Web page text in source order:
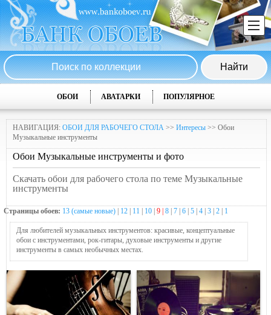
ОБОИ АВАТАРКИ ПОПУЛЯРНОЕ
НАВИГАЦИЯ: ОБОИ ДЛЯ РАБОЧЕГО СТОЛА >> Интересы >> Обои
Музыкальные инструменты
Обои Музыкальные инструменты и фото
Скачать обои для рабочего стола по теме Музыкальные
инструменты
Страницы обоев: 13 (самые новые) 12 11 10 9 | 8 7 6 5 4 3 2 1
Для любителей музыкальных инструментов: красивые, концептуальные
обои с инструментами, рок-гитары, духовые инструменты и другие
инструменты в самых необычных местах.